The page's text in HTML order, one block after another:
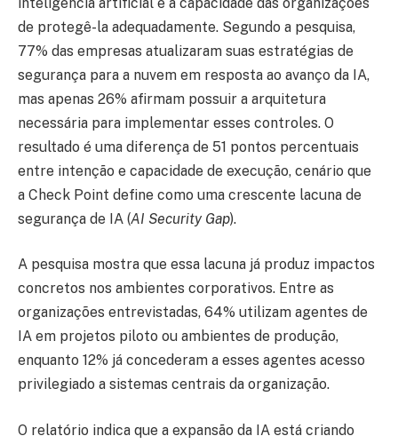
de protegê-la adequadamente. Segundo a pesquisa,
77% das empresas atualizaram suas estratégias de
segurança para a nuvem em resposta ao avanço da IA,
mas apenas 26% afirmam possuir a arquitetura
necessária para implementar esses controles. O
resultado é uma diferença de 51 pontos percentuais
entre intenção e capacidade de execução, cenário que
a Check Point define como uma crescente lacuna de
segurança de IA (AI Security Gap).
A pesquisa mostra que essa lacuna já produz impactos
concretos nos ambientes corporativos. Entre as
organizações entrevistadas, 64% utilizam agentes de
IA em projetos piloto ou ambientes de produção,
enquanto 12% já concederam a esses agentes acesso
privilegiado a sistemas centrais da organização.
O relatório indica que a expansão da IA está criando